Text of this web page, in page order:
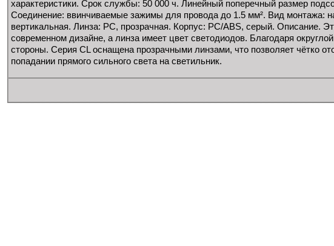
характеристики. Срок службы: 50 000 ч. Линейный поперечный размер
Соединение: ввинчиваемые зажимы для провода до 1.5 мм². Вид монтажа:
вертикальная. Линза: PC, прозрачная. Корпус: PC/ABS, серый. Описание.
современном дизайне, а линза имеет цвет светодиодов. Благодаря
стороны. Серия CL оснащена прозрачными линзами, что позволяет чётко
попадании прямого сильного света на светильник.